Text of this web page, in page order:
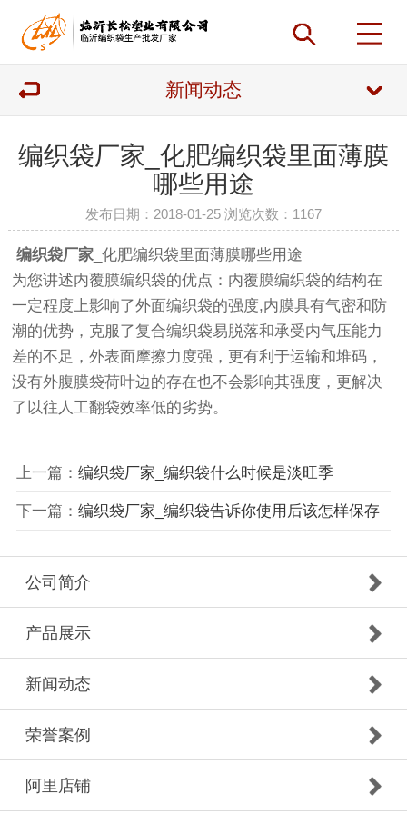
新闻动态
编织袋厂家_化肥编织袋里面薄膜
哪些用途
发布日期：2018-01-25 浏览次数： 1167
编织袋厂家 _化肥编织袋里面薄膜哪些用途
为您讲述内覆膜编织袋的优点：内覆膜编织袋的结构在
一定程度上影响了外面编织袋的强度,内膜具有气密和防
潮的优势，克服了复合编织袋易脱落和承受内气压能力
差的不足，外表面摩擦力度强，更有利于运输和堆码，
没有外腹膜袋荷叶边的存在也不会影响其强度，更解决
了以往人工翻袋效率低的劣势。
上一篇： 编织袋厂家_编织袋什么时候是淡旺季
下一篇： 编织袋厂家_编织袋告诉你使用后该怎样保存
公司简介
产品展示
新闻动态
荣誉案例
阿里店铺